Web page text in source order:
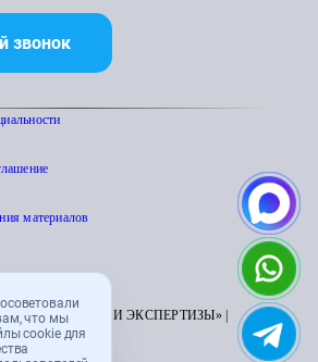
что мы
cookie для
звонок
материалов
АТТЕСТАЦИИ И ЭКСПЕРТИЗЫ» |